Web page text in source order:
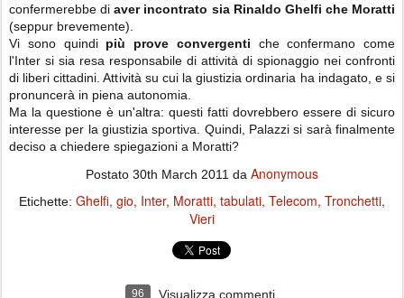
confermerebbe diaver incontrato sia Rinaldo Ghelfi che Moratti
(seppur brevemente).
Vi sono quindi più prove convergenti che confermano come
l'Inter si sia resa responsabile di attività di spionaggio nei confronti
di liberi cittadini. Attività su cui la giustizia ordinaria ha indagato, e si
pronuncerà in piena autonomia.
Ma la questione è un'altra: questi fatti dovrebbero essere di sicuro
interesse per la giustizia sportiva. Quindi, Palazzi si sarà finalmente
deciso a chiedere spiegazioni a Moratti?
Postato 30th March 2011 da Anonymous
Etichette: Ghelfi gio Inter Moratti tabulati Telecom Tronchetti
Vieri
96 Visualizza commenti